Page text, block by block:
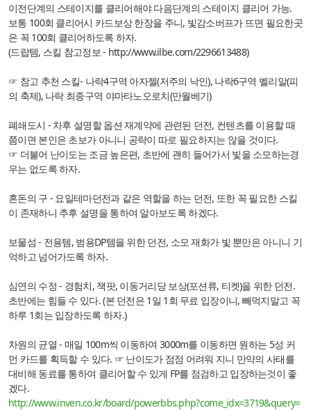
이전단계의 스테이지를 클리어해야 다음단계의 스테이지 클리어 가능.
보통 100회 클리어시 카드보상 한장을 주니, 빛감소버프가 뜨면 필요한곳
은 꼭 100회 클리어하도록 하자.
(드랍템, 스킬 참고정보 - http://www.ilbe.com/2296613488)
☞ 참고 추천 스킬- 나락4구역 아자젤(저주의 낙인), 나락6구역 벨리알(피
의 축제), 나락 최종구역 야마타노오로치(만월베기)
폐쇄도시 - 차후 설명할 옵션 재계약에 관련된 던전, 컨텐츠를 이용할 때
쯤이면 본인은 초보가 아니니 공략이 따로 필요하지는 않을 것이다.
☞ 더불어 난이도는 조금 높은편, 초반에 괜히 들어가서 빛을 소모하는경
우는 없도록 하자.
혼돈의 구 - 요일테마던전과 같은 역할을 하는 던전, 또한 꼭 필요한 스킬
이 존재하니 추후 설명을 통하여 알아보도록 하겠다.
보물섬 - 전용템, 범용DP템을 위한 던전, 소모 재화가 빛 뿐만은 아니니 기
억하고 넘어가도록 하자.
심연의 수정 - 경험치, 잭팟, 이동거리당 보상(포션류, 티켓)을 위한 던전.
초반에는 힘들 수 있다. (본 던전은 1일 1회 무료 입장이니, 빼먹지말고 꼭
하루 1회는 입장하도록 하자.)
차원의 균열 - 매일 100m씩 이동하여 3000m를 이동하면 원하는 5성 커
먼 카드를 획득할 수 있다. ☞ 난이도가 점점 어려워 지니 만약의 사태를
대비해 동료를 통하여 클리어할 수 있게 FP를 점검하고 입장하는것이 좋
겠다.
http://www.inven.co.kr/board/powerbbs.php?come_idx=3719&query=